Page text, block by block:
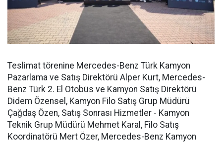
Teslimat törenine Mercedes-Benz Türk Kamyon
Pazarlama ve Satış Direktörü Alper Kurt, Mercedes-
Benz Türk 2. El Otobüs ve Kamyon Satış Direktörü
Didem Özensel, Kamyon Filo Satış Grup Müdürü
Çağdaş Özen, Satış Sonrası Hizmetler - Kamyon
Teknik Grup Müdürü Mehmet Karal, Filo Satış
Koordinatörü Mert Özer, Mercedes-Benz Kamyon